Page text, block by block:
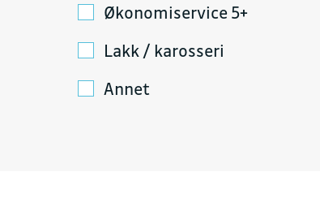
Økonomiservice 5+
Lakk / karosseri
Annet